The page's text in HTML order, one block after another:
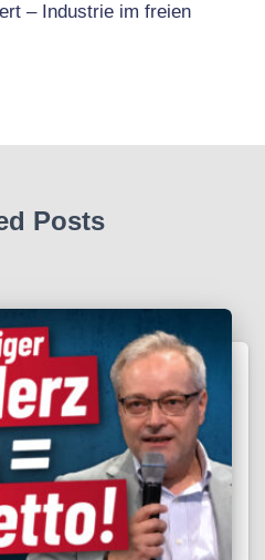
– Industrie im freien
Posts